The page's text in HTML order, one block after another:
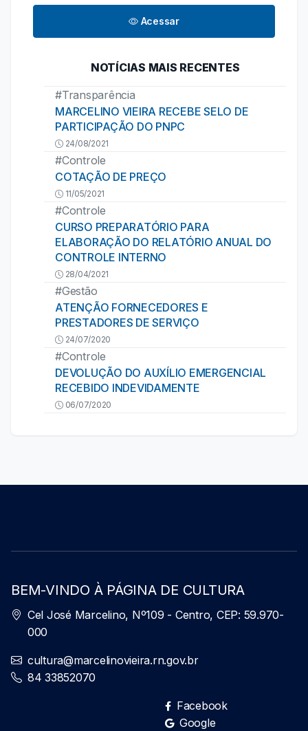
Acessar
NOTÍCIAS MAIS RECENTES
#Transparência
MARCELINO VIEIRA RECEBE SELO DE
PARTICIPAÇÃO DO PNPC
24/08/2021
#Controle
COTAÇÃO DE PREÇO
11/05/2021
#Controle
CURSO PREPARATÓRIO PARA
ELABORAÇÃO DO RELATÓRIO ANUAL DO
CONTROLE INTERNO
28/04/2021
#Gestão
ATENÇÃO FORNECEDORES E
PRESTADORES DE SERVIÇO
24/07/2020
#Controle
DEVOLUÇÃO DO AUXÍLIO EMERGENCIAL
RECEBIDO INDEVIDAMENTE
06/07/2020
BEM-VINDO À PÁGINA DE CULTURA
Cel José Marcelino, Nº109 - Centro, CEP: 59.970-
000
cultura@marcelinovieira.rn.gov.br
84 33852070
Facebook
Google